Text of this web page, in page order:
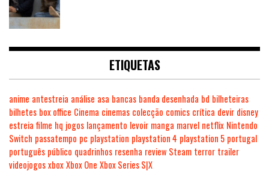
ETIQUETAS
anime antestreia análise asa bancas banda desenhada bd bilheteiras
bilhetes box office Cinema cinemas colecção comics crítica devir disney
estreia filme hq jogos lançamento levoir manga marvel netflix Nintendo
Switch passatempo pc playstation playstation 4 playstation 5 portugal
português público quadrinhos resenha review Steam terror trailer
videojogosxboxXbox One Xbox Series S|X